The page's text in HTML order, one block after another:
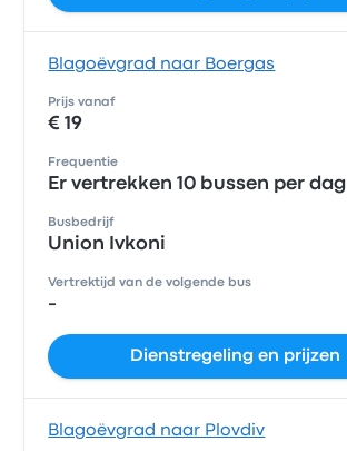
Blagoëvgrad naar Boergas
Prijs vanaf
€ 19
Frequentie
Er vertrekken 10 bussen per dag
Busbedrijf
Union Ivkoni
Vertrektijd van de volgende bus
-
Dienstregeling en prijzen
Blagoëvgrad naar Plovdiv